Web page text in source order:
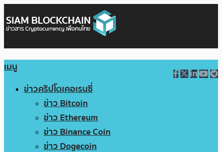
เมนู
ข่าวคริปโตเคอเรนซี่
ข่าว Bitcoin
ข่าว Ethereum
ข่าว Binance Coin
ข่าว Dogecoin